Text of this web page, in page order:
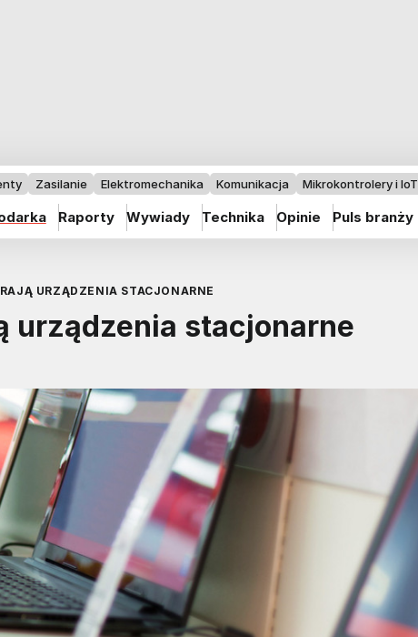
Zasilanie Elektromechanika Komunikacja Mikrokontrolery i IoT
Raporty Wywiady Technika Opinie Puls branży
URZĄDZENIA STACJONARNE
urządzenia stacjonarne